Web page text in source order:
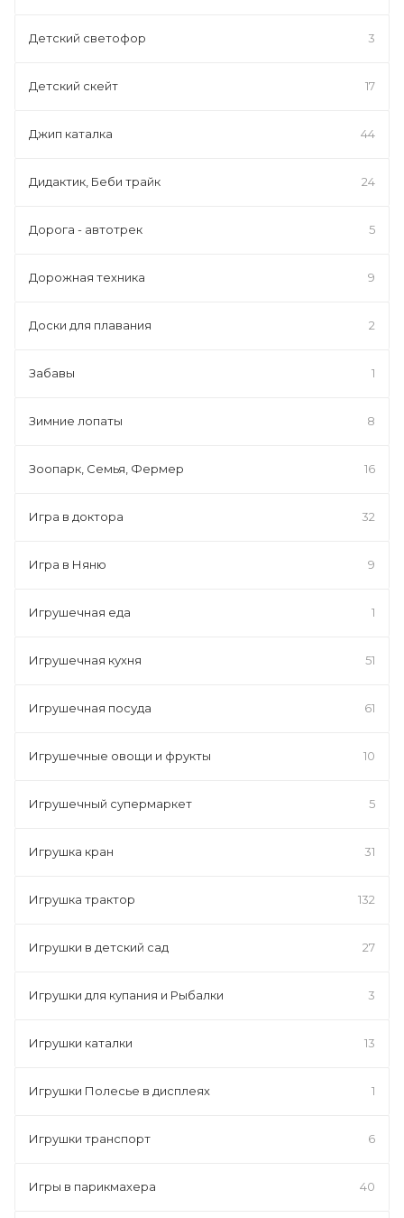
Детский светофор 3
Детский скейт 17
Джип каталка 44
Дидактик, Беби трайк 24
Дорога - автотрек 5
Дорожная техника 9
Доски для плавания 2
Забавы 1
Зимние лопаты 8
Зоопарк, Семья, Фермер 16
Игра в доктора 32
Игра в Няню 9
Игрушечная еда 1
Игрушечная кухня 51
Игрушечная посуда 61
Игрушечные овощи и фрукты 10
Игрушечный супермаркет 5
Игрушка кран 31
Игрушка трактор 132
Игрушки в детский сад 27
Игрушки для купания и Рыбалки 3
Игрушки каталки 13
Игрушки Полесье в дисплеях 1
Игрушки транспорт 6
Игры в парикмахера 40